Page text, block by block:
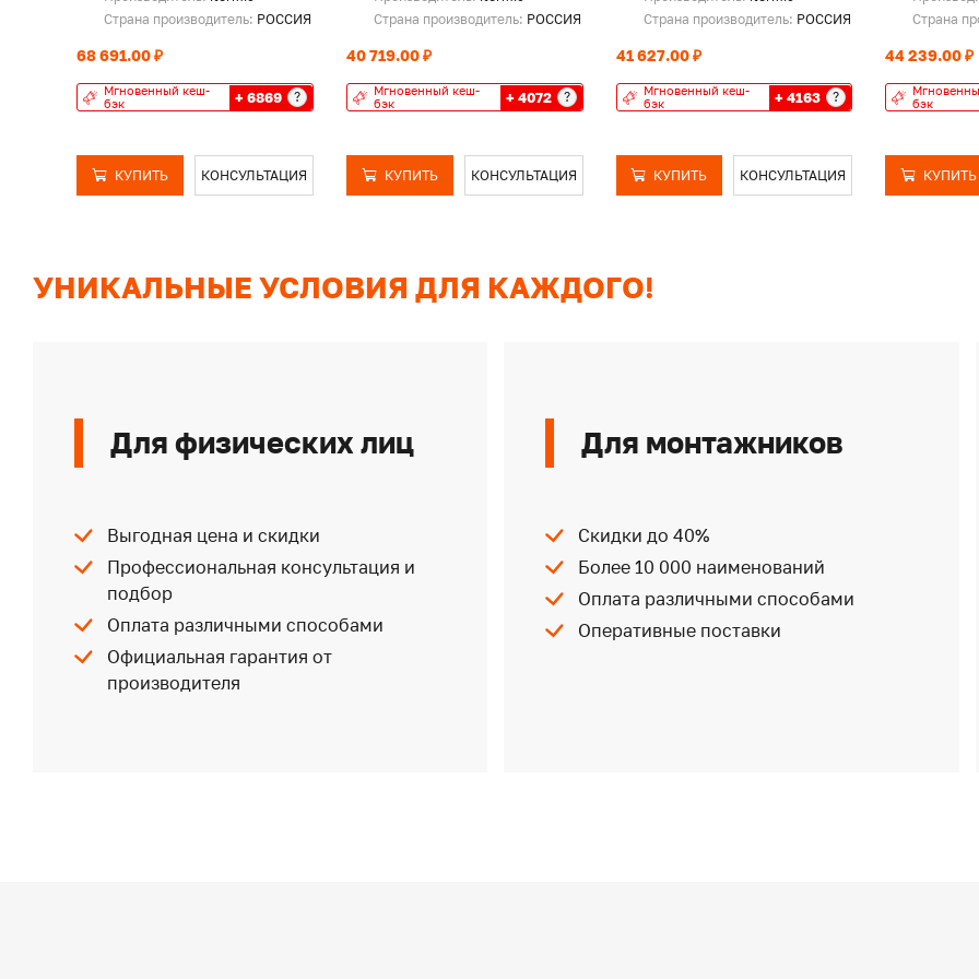
Страна производитель: РОССИЯ
68 691.00 ₽
Мгновенный кеш-
бэк
+ 6869 ?
КУПИТЬ КОНСУЛЬТАЦИЯ
Страна производитель: РОССИЯ
40 719.00 ₽
Мгновенный кеш-
бэк
+ 4072 ?
КУПИТЬ КОНСУЛЬТАЦИЯ
Страна производитель: РОССИЯ
41 627.00 ₽
Мгновенный кеш-
бэк
+ 4163 ?
КУПИТЬ КОНСУЛЬТАЦИЯ
Страна
44 239.00 ₽
бэк
КУПИТЬ
УНИКАЛЬНЫЕ УСЛОВИЯ ДЛЯ КАЖДОГО!
Для физических лиц
Выгодная цена и скидки
Профессиональная консультация и
подбор
Оплата различными способами
Официальная гарантия от
производителя
Для монтажников
Скидки до 40%
Более 10 000 наименований
Оплата различными способами
Оперативные поставки